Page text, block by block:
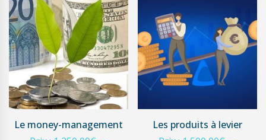
Le money-management
Les produits à levier